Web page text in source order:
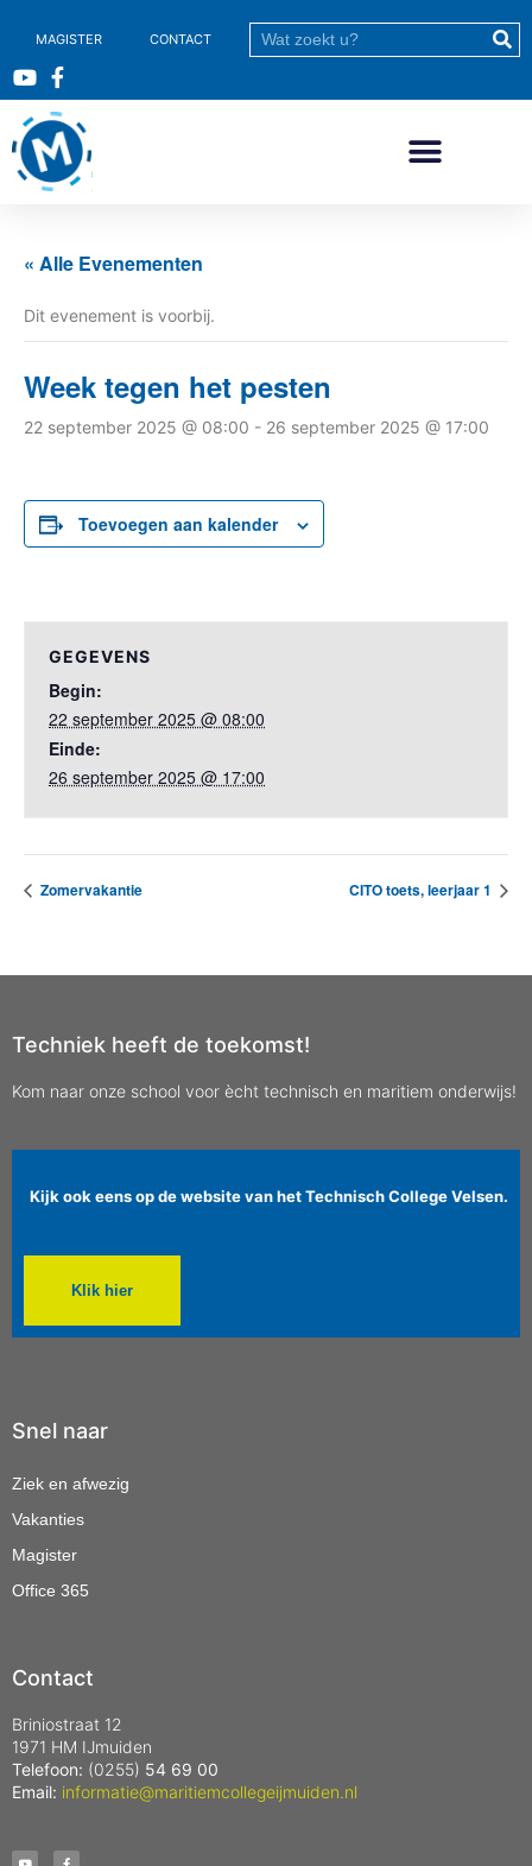
MAGISTER CONTACT
« Alle Evenementen
Dit evenement is voorbij.
Week tegen het pesten
22 september 2025 @ 08:00 - 26 september 2025 @ 17:00
Toevoegen aan kalender
GEGEVENS
Begin:
22 september 2025 @ 08:00
Einde:
26 september 2025 @ 17:00
Zomervakantie CITO toets, leerjaar 1
Techniek heeft de toekomst!
Kom naar onze school voor ècht technisch en maritiem onderwijs!
Kijk ook eens op de website van het Technisch College Velsen.
Klik hier
Snel naar
Ziek en afwezig
Vakanties
Magister
Office 365
Contact
Briniostraat 12
1971 HM IJmuiden
Telefoon: (0255) 54 69 00
Email: informatie@maritiemcollegeijmuiden.nl